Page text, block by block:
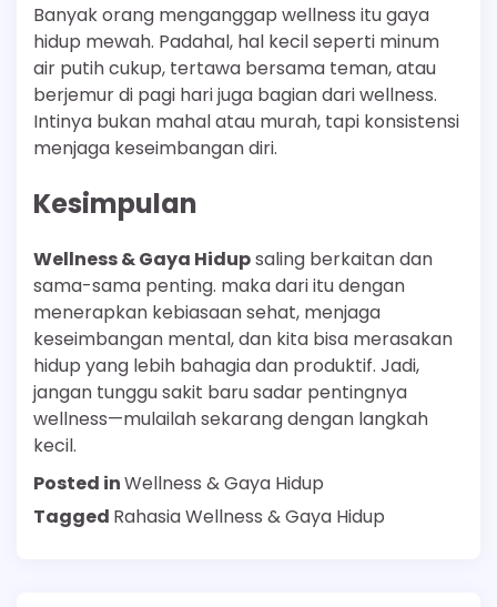
Banyak orang menganggap wellness itu gaya
hidup mewah. Padahal, hal kecil seperti minum
air putih cukup, tertawa bersama teman, atau
berjemur di pagi hari juga bagian dari wellness.
Intinya bukan mahal atau murah, tapi konsistensi
menjaga keseimbangan diri.
Kesimpulan
Wellness & Gaya Hidupsaling berkaitan dan
sama-sama penting. maka dari itu dengan
menerapkan kebiasaan sehat, menjaga
keseimbangan mental, dan kita bisa merasakan
hidup yang lebih bahagia dan produktif. Jadi,
jangan tunggu sakit baru sadar pentingnya
wellness—mulailah sekarang dengan langkah
kecil.
Posted inWellness & Gaya Hidup
Tagged Rahasia Wellness & Gaya Hidup